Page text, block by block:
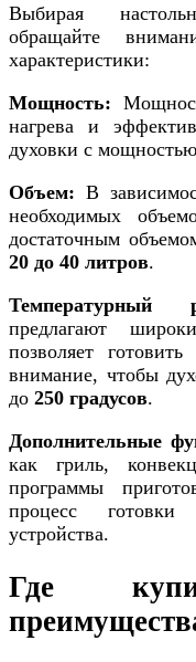
Выбирая
обращайте
характеристики:
Мощность:
нагрева и
духовки с
Объем: В
необходимых
достаточным
20 до 40 литров.
Температурный
предлагают
позволяет
внимание, чтобы
до 250 градусов.
Дополнительные
как гриль,
программы
процесс
устройства.
Где